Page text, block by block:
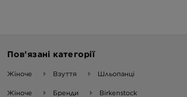
Пов’язані категорії
Жіноче Взуття Шльопанці
Жіноче Бренди Birkenstock